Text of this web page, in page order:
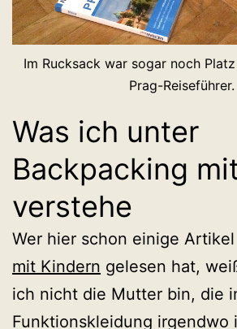
Im Rucksack war sogar noch
Prag-Reiseführer.
Was ich unter
Backpacking
verstehe
Wer hier schon einige
mit Kindern gelesen hat,
ich nicht die Mutter bin, die
Funktionskleidung irgendwo